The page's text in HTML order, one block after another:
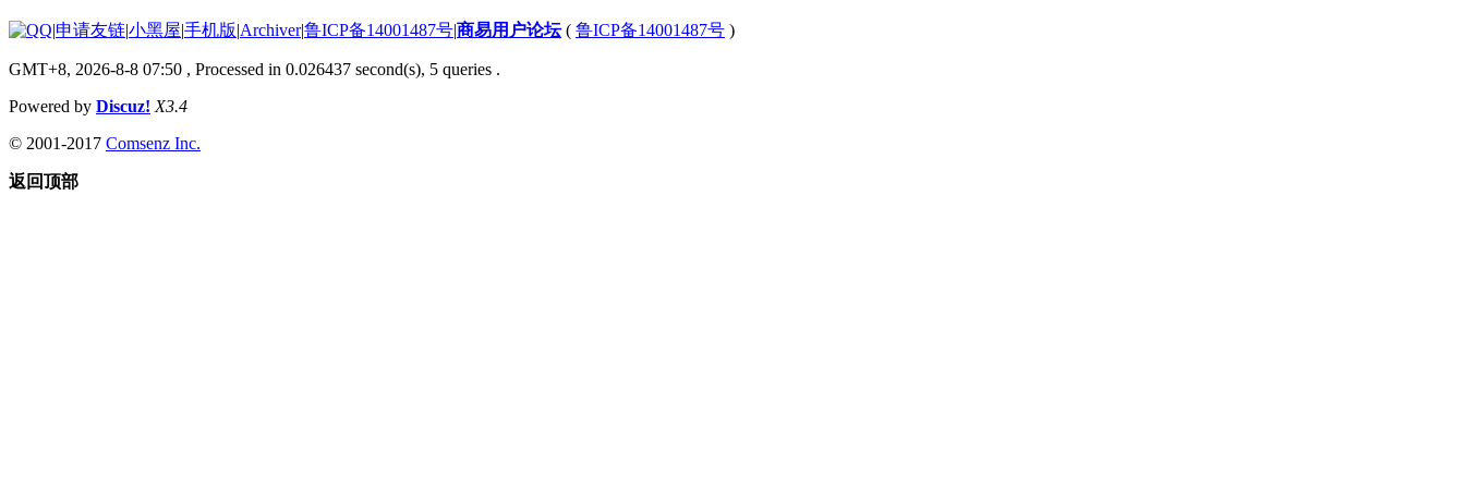
|申请友链|小黑屋|手机版|Archiver|鲁ICP备14001487号|商易用户论坛( 鲁ICP备14001487号 )
GMT+8, 2026-8-8 07:50 , Processed in 0.026437 second(s), 5 queries .
Powered by Discuz! X3.4
© 2001-2017 Comsenz Inc.
返回顶部